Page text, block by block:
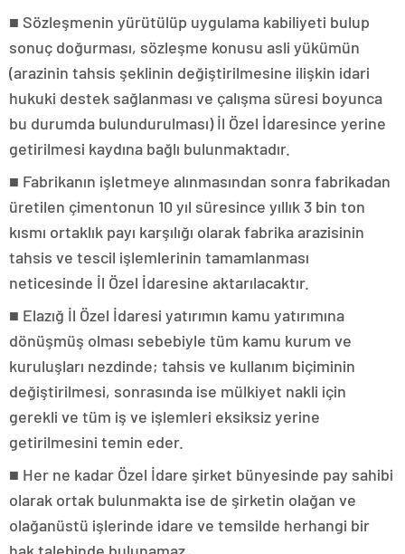
■ Sözleşmenin yürütülüp uygulama kabiliyeti bulup
sonuç doğurması, sözleşme konusu asli yükümün
(arazinin tahsis şeklinin değiştirilmesine ilişkin idari
hukuki destek sağlanması ve çalışma süresi boyunca
bu durumda bulundurulması) İl Özel İdaresince yerine
getirilmesi kaydına bağlı bulunmaktadır.
■ Fabrikanın işletmeye alınmasından sonra fabrikadan
üretilen çimentonun 10 yıl süresince yıllık 3 bin ton
kısmı ortaklık payı karşılığı olarak fabrika arazisinin
tahsis ve tescil işlemlerinin tamamlanması
neticesinde İl Özel İdaresine aktarılacaktır.
■ Elazığ İl Özel İdaresi yatırımın kamu yatırımına
dönüşmüş olması sebebiyle tüm kamu kurum ve
kuruluşları nezdinde; tahsis ve kullanım biçiminin
değiştirilmesi, sonrasında ise mülkiyet nakli için
gerekli ve tüm iş ve işlemleri eksiksiz yerine
getirilmesini temin eder.
■ Her ne kadar Özel İdare şirket bünyesinde pay sahibi
olarak ortak bulunmakta ise de şirketin olağan ve
olağanüstü işlerinde idare ve temsilde herhangi bir